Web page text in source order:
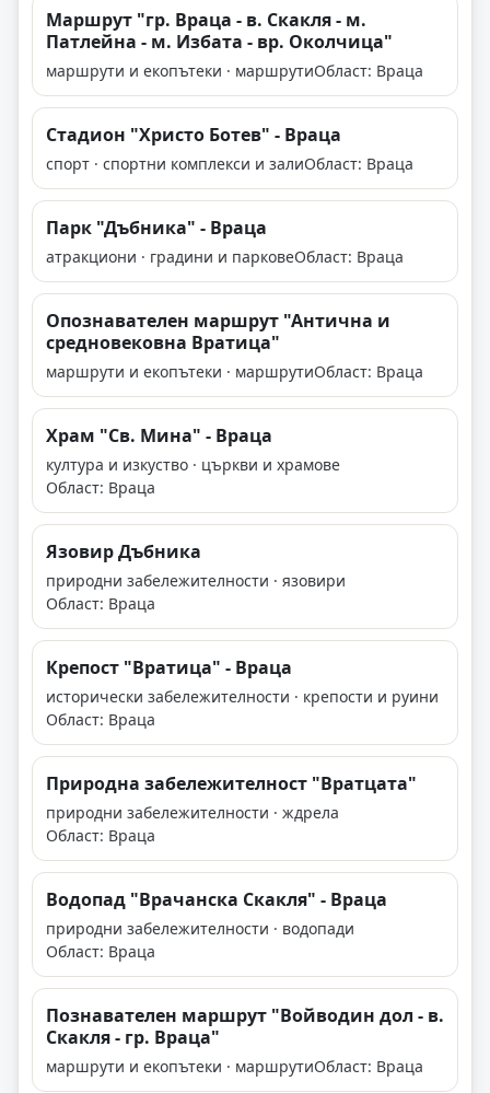
Маршрут "гр. Враца - в. Скакля - м.
Патлейна - м. Избата - вр. Околчица"
маршрути и екопътеки · маршрутиОбласт: Враца
Стадион "Христо Ботев" - Враца
спорт · спортни комплекси и залиОбласт: Враца
Парк "Дъбника" - Враца
атракциони · градини и парковеОбласт: Враца
Опознавателен маршрут "Антична и
средновековна Вратица"
маршрути и екопътеки · маршрутиОбласт: Враца
Храм "Св. Мина" - Враца
култура и изкуство · църкви и храмове
Област: Враца
Язовир Дъбника
природни забележителности · язовири
Област: Враца
Крепост "Вратица" - Враца
исторически забележителности · крепости и руини
Област: Враца
Природна забележителност "Вратцата"
природни забележителности · ждрела
Област: Враца
Водопад "Врачанска Скакля" - Враца
природни забележителности · водопади
Област: Враца
Познавателен маршрут "Войводин дол - в.
Скакля - гр. Враца"
маршрути и екопътеки · маршрутиОбласт: Враца